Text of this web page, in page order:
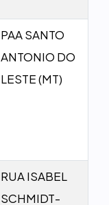
PAA SANTO
ANTONIO DO
LESTE (MT)
RUA ISABEL
SCHMIDT-